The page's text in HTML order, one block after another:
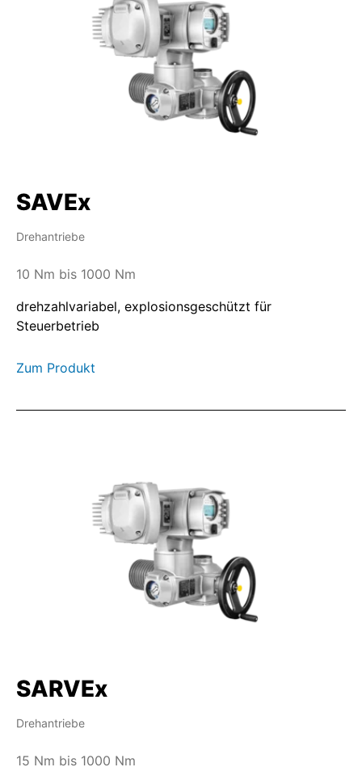
SAVEx
Drehantriebe
10 Nm bis 1000 Nm
drehzahlvariabel, explosionsgeschützt für
Steuerbetrieb
Zum Produkt
SARVEx
Drehantriebe
15 Nm bis 1000 Nm